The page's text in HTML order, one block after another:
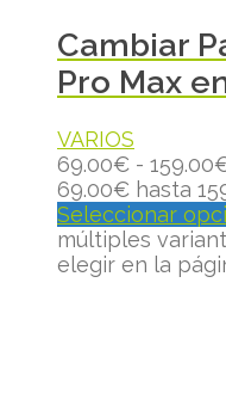
Cambiar
Pro Max
VARIOS
69.00€ - 159.00
69.00€ hasta
Seleccionar
múltiples
elegir en la